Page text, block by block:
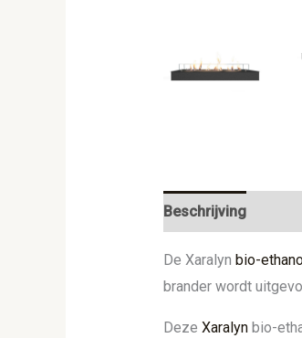
Beschrijving
De Xaralyn bio-
brander wordt
Deze Xaralynbio-